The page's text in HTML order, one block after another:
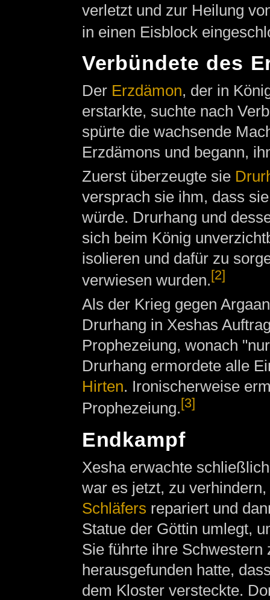
verletzt und zur Heilung
in einen Eisblock
Verbündete des
Der Erzdämon, der in
erstarkte, suchte nach
spürte die wachsende
Erzdämons und begann,
Zuerst überzeugte sie
versprach sie ihm, dass
würde. Drurhang und
sich beim König
isolieren und dafür zu
verwiesen wurden. [2]
Als der Krieg gegen
Drurhang in Xeshas
Prophezeiung, wonach
Drurhang ermordete alle
Hirten. Ironischerweise
Prophezeiung. [3]
Endkampf
Xesha erwachte
war es jetzt, zu
Schläfers repariert und
Statue der Göttin umlegt,
Sie führte ihre
herausgefunden hatte,
dem Kloster versteckte.